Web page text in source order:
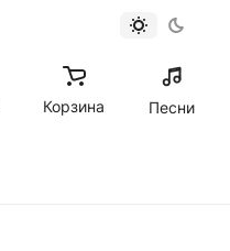
Корзина Песни